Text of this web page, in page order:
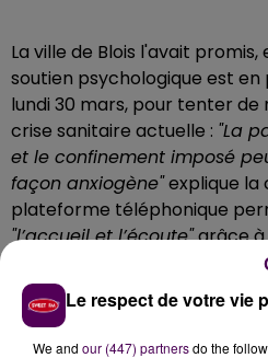
La ville de Blois l'avait
soutien psychologique est
lundi 30 mars, pour tenter de
crise sanitaire actuelle : "La
et le confinement imposé
façon anxiogène"explique la
plateforme téléphonique
"l’accueil et l’écoute"grâce à
psychologues bénévoles, en
régionale de santé et le
Un public prioritaire
Le respect de votre vie
We and our (447) partnersdo the